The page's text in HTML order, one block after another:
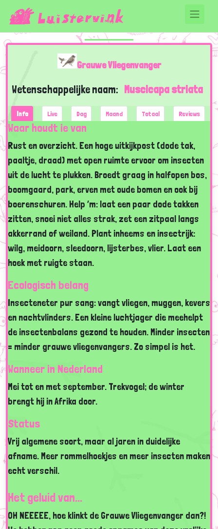
Grauwe Vliegenvanger
Wetenschappelijke naam: Muscicapa striata
Info Live Dag Maand Totaal Reviews
Waar houdt ie van
Rust en overzicht. Een hoge uitkijkpost (dode tak,
paaltje, draad) met open ruimte ervoor om insecten
uit de lucht te plukken. Broedt graag in halfopen bos,
boomgaard, park, erven met oude bomen en ook bij
boerenschuren. Help ’m: laat een paar dode takken
zitten, snoei niet alles strak, zet een zitpaal langs
akkerrand of weiland. Plant inheems en insectrijk:
wilg, meidoorn, sleedoorn, lijsterbes, vlier. Laat een
hoek met ruigte staan.
Ecologisch belang
Insecteneter pur sang: vangt vliegen, muggen, kevers
en nachtvlinders. Een kleine luchtjager die meehelpt
de insectenbalans gezond te houden. Minder insecten
= minder grauwe vliegenvangers. Zo simpel is het.
Wanneer in Nederland
Mei tot en met september. Trekvogel; de winter
brengt hij in Afrika door.
Status
Vrij algemene soort, maar al jaren in duidelijke
afname. Meer rommelhoekjes en meer insecten maken
echt verschil.
Het geluid van...
OH NEEEEE, hoe klinkt de Grauwe Vliegenvanger dan?!